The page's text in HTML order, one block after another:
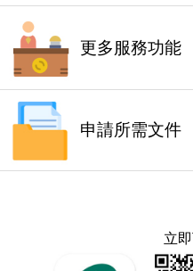
更多服務功能
申請所需文件
立即